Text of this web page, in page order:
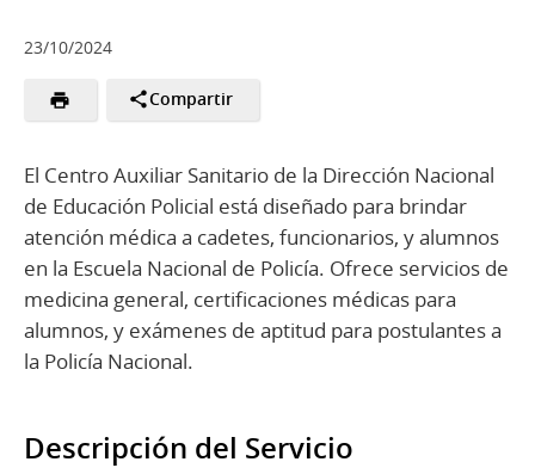
23/10/2024
Compartir
El Centro Auxiliar Sanitario de la Dirección Nacional
de Educación Policial está diseñado para brindar
atención médica a cadetes, funcionarios, y alumnos
en la Escuela Nacional de Policía. Ofrece servicios de
medicina general, certificaciones médicas para
alumnos, y exámenes de aptitud para postulantes a
la Policía Nacional.
Descripción del Servicio